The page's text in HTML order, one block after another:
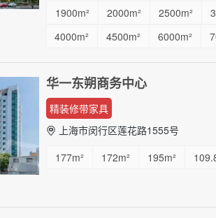
1900m²
2000m² 2500m²
4000m²
4500m² 6000m²
9000m²
10000m² ...
华一东朔商务中心
精装修带家具
上海市闵行区莲花路1555号
177m²
172m² 195m²